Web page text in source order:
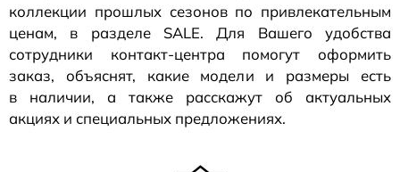
коллекции прошлых сезонов по привлекательным
ценам, в разделе SALE. Для Вашего удобства
сотрудники контакт-центра помогут оформить
заказ, объяснят, какие модели и размеры есть
в наличии, а также расскажут об актуальных
акциях и специальных предложениях.